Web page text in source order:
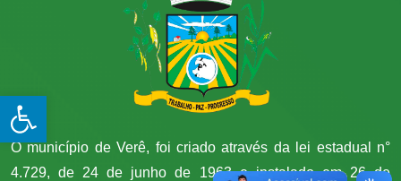
Open toolbar
O município de Verê, foi criado através da lei estadual n°
4.729, de 24 de junho de 1963 e instalado em 26 de